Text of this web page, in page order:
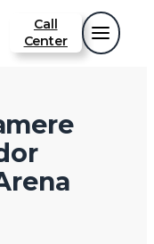
Call
Center